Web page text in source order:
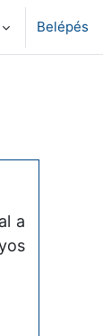
Belépés
a